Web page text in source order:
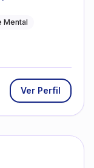
Mental
Ver Perfil